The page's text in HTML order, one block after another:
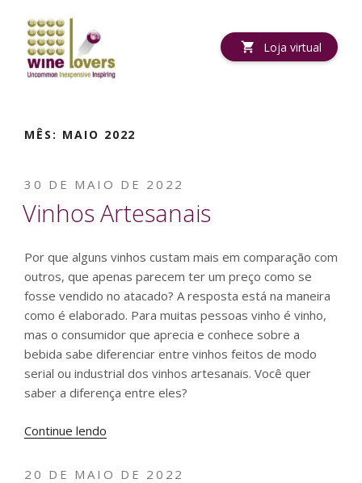
conteúdo
Loja virtual
MÊS: MAIO 2022
PUBLICADO
EM
30 DE MAIO DE 2022
Vinhos Artesanais
Por que alguns vinhos custam mais em comparação com
outros, que apenas parecem ter um preço como se
fosse vendido no atacado? A resposta está na maneira
como é elaborado. Para muitas pessoas vinho é vinho,
mas o consumidor que aprecia e conhece sobre a
bebida sabe diferenciar entre vinhos feitos de modo
serial ou industrial dos vinhos artesanais. Você quer
saber a diferença entre eles?
Continue lendo
PUBLICADO
20 DE MAIO DE 2022